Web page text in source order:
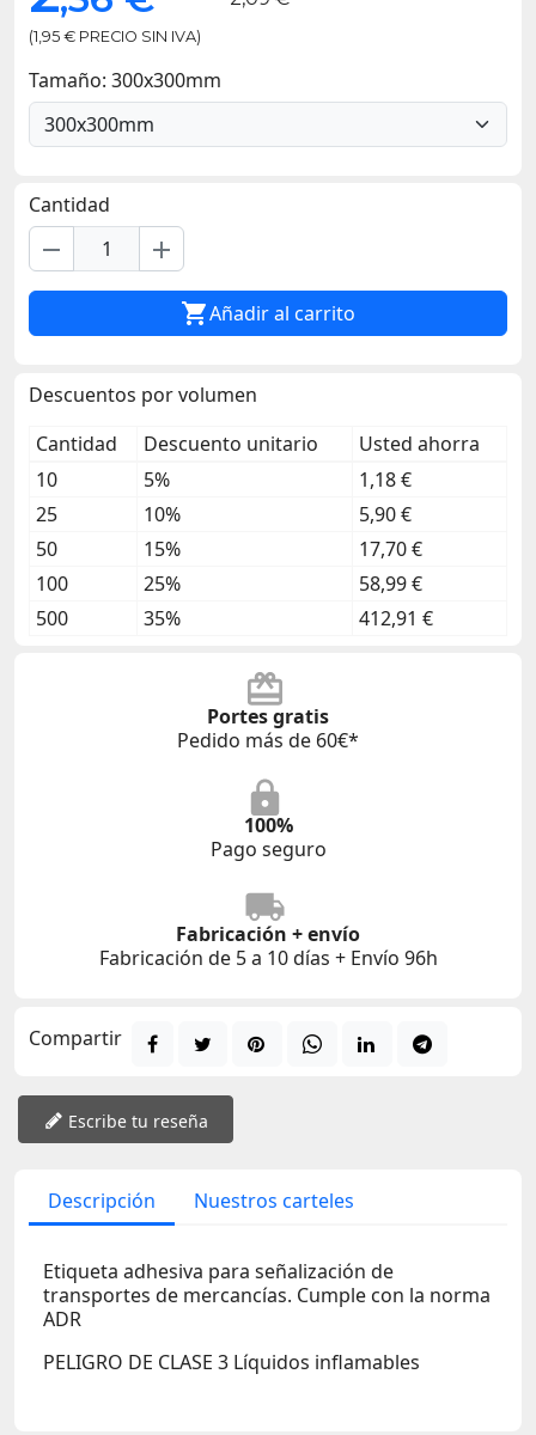
(1,95 € PRECIO SIN IVA)
Tamaño: 300x300mm
Cantidad
remove add
Añadir al carrito
Descuentos por volumen
Cantidad
Descuento unitario
Usted ahorra
10
5%
1,18 €
25
10%
5,90 €
50
15%
17,70 €
100
25%
58,99 €
500
35% 412,91 €
Portes gratis
Pedido más de 60€*
100%
Pago seguro
Fabricación + envío
Fabricación de 5 a 10 días + Envío 96h
Compartir
Escribe tu reseña
Descripción Nuestros carteles
Etiqueta adhesiva para señalización de
transportes de mercancías. Cumple con la norma
ADR
PELIGRO DE CLASE 3 Líquidos inflamables